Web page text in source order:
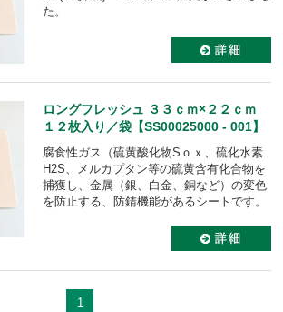
た。
ロングフレッシュ ３３ｃｍ×２２ｃｍ
１２枚入り／袋【SS00025000 - 001】
腐食性ガス（硫黄酸化物Sｏｘ、硫化水素
H2S、メルカプタン等の硫黄含有化合物を
捕獲し、金属（銀、白金、銅など）の変色
を防止する、防錆機能があるシートです。
1